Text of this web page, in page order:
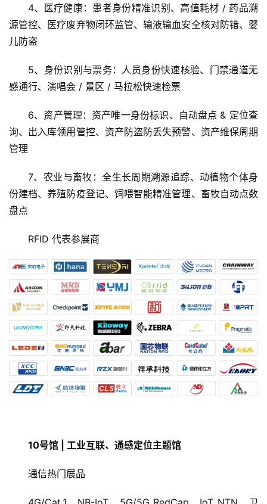
4、医疗健康：患者身份精准识别、高值耗材 / 药品溯
源管控、医疗废弃物闭环监管、输液输血安全核对防错、婴
儿防盗
5、身份识别与票务：人员身份快速核验、门禁通道无
感通行、演唱会 / 景区 / 马拉松快速检票
6、资产管理：资产唯一身份标识、自动盘点 & 定位查
询、出入库领用管控、资产防盗防丢失预警、资产维保周期
管理
7、农业与畜牧：全生长周期溯源追踪、动植物个体身
份建档、养殖防疫登记、饲喂智能精准管理、畜牧自动点数
盘点
RFID 代表参展商
10号馆 | 工业互联、通感定位主题馆
通信热门展品